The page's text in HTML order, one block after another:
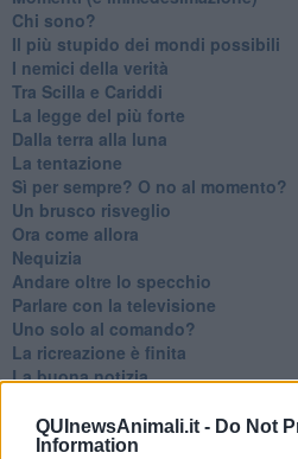
QUInewsAnimali.it - Do Not
Information
Chi sono?
Il più stupido dei mondi possibili
I nemici della verità
Tra Scilla e Cariddi
La legge del più forte
Dalla terra alla luna
La tentazione
​Sì per sempre? O no al momento?
Un brusco risveglio
Ora come allora
Nequizia
Andare oltre lo specchio
Parlare con la televisione
Uno solo al comando?
La ricreazione è finita
La buona notizia
Valori dubbi miti fasulli
Demeritocrazia